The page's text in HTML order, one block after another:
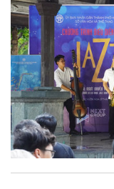
trung tâm Thủ đô.